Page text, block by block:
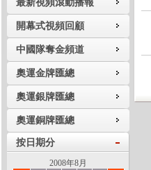
最新視頻滾動播報
開幕式視頻回顧
中國隊奪金頻道
奧運金牌匯總
奧運銀牌匯總
奧運銅牌匯總
按日期分
2008年8月